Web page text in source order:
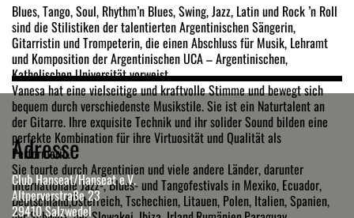
Blues, Tango, Soul, Rhythm’n Blues, Swing, Jazz, Latin und Rock ’n Roll
sind die Stilistiken der talentierten Argentinischen Sängerin,
Gitarristin und Trompeterin, die einen Abschluss für Musik, Lehramt
und Komposition der Argentinischen UCA – Argentinischen,
Katholischen Universität vorweist.
Vanesa hat eine vielseitige und kraftvolle Stimme und bewegt sich
bequem durch verschiedenste Musikstile. Sie ist ein Naturtalent an
der Gitarre. Ihre exquisite Technik und ihr solider Sound bilden eine
perfekte Kombination für ihre Virtuosität und Qualität als
Performerin.
Sie tourte durch Argentinien und viele andere Länder, darunter
internationale Jazz-, Blues- und Tangofestivals in Mexiko, Ecuador,
Deutschland,Österreich, Tschechien, Litauen, Polen, Italien, Spanien,
Adresse
Club Hanseat/Hanseat e.V.
Altperverstraße 23
29410 Salzwedel